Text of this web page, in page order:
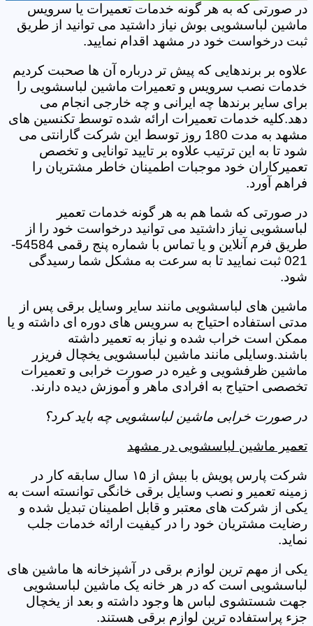
در صورتی که به هر گونه خدمات تعمیرات یا سرویس
ماشین لباسشویی بوش نیاز داشتید می توانید از طریق
ثبت درخواست خود در مشهد اقدام نمایید.
علاوه بر برندهایی که پیش تر درباره آن ها صحبت کردیم
خدمات نصب سرویس و تعمیرات ماشین لباسشویی را
برای سایر برندها چه ایرانی و چه خارجی انجام می
دهد.کلیه خدمات تعمیرات ارائه شده توسط تکنسین های
مشهد به مدت 180 روز توسط این شرکت گارانتی می
شود تا به این ترتیب علاوه بر تایید توانایی و تخصص
تعمیرکاران خود موجبات اطمینان خاطر مشتریان را
فراهم آورد.
در صورتی که شما هم به هر گونه خدمات تعمیر
لباسشویی نیاز داشتید می توانید درخواست خود را از
طریق فرم آنلاین و یا تماس با شماره پنج رقمی 54584-
021 ثبت نمایید تا به سرعت به مشکل شما رسیدگی
شود.
ماشین های لباسشویی مانند سایر وسایل برقی پس از
مدتی استفاده احتیاج به سرویس های دوره ای داشته و یا
ممکن است خراب شده و نیاز به تعمیر داشته
باشند.وسایلی مانند ماشین لباسشویی یخچال فریزر
ماشین ظرفشویی و غیره در صورت خرابی و تعمیرات
تخصصی احتیاج به افرادی ماهر و آموزش دیده دارند.
در صورت خرابی ماشین لباسشویی چه باید کرد؟
تعمیر ماشین لباسشویی در مشهد
شرکت پارس پویش با بیش از ۱۵ سال سابقه کار در
زمینه تعمیر و نصب وسایل برقی خانگی توانسته است به
یکی از شرکت های معتبر و قابل اطمینان تبدیل شده و
رضایت مشتریان خود را در کیفیت ارائه خدمات جلب
نماید.
یکی از مهم ترین لوازم برقی در آشپزخانه ها ماشین های
لباسشویی است که در هر خانه یک ماشین لباسشویی
جهت شستشوی لباس ها وجود داشته و بعد از یخچال
جزء پراستفاده ترین لوازم برقی هستند.